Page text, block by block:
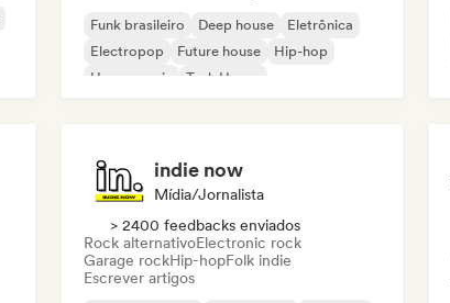
Funk brasileiro Deep house
Eletrônica
Electropop
Future house
Hip-hop
House music
Tech House
indie now
Mídia/Jornalista
> 2400 feedbacks enviados
Rock alternativoElectronic rock
Garage rockHip-hopFolk indie
Escrever artigos